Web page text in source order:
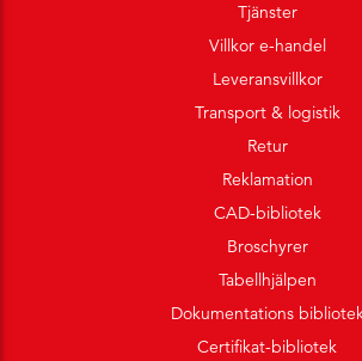
Tjänster
Villkor e-handel
Leveransvillkor
Transport & logistik
Retur
Reklamation
CAD-bibliotek
Broschyrer
Tabellhjälpen
Dokumentations
Certifikat-bibliotek